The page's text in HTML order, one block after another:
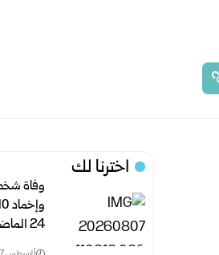
اخترنا لك
24 الماضية في سوريا